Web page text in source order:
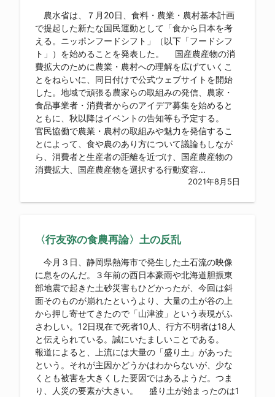
農水省は、７月20日、食料・農業・農村基本計画
で提起した新たな国民運動として「食から日本を考
える。ニッポンフードシフト」（以下「フードシフ
ト」）を始めることを発表した。 国産農産物の消
費拡大のために農業・農村への理解を広げていくこ
とをねらいに、同日付けで公式ウェブサイトを開始
した。地域で頑張る農家らの取組みの発信、農家・
食品事業者・消費者からのアイデア募集を始めると
ともに、秋以降はイベントの告知等も予定する。
官民協働で農業・農村の取組みや魅力を発信するこ
とによって、食や農のあり方について議論もしなが
ら、消費者と生産者の距離を近づけ、国産農産物の
消費拡大、国産農産物を選択する行動変容...
2021年8月5日
〈行友弥の食農再論〉土の反乱
今月３日、静岡県熱海市で発生した土石流の映像
に息をのんだ。３年前の西日本豪雨や北海道胆振東
部地震で起きた土砂災害もひどかったが、今回は斜
面そのものが崩れたというより、大量の土が谷の上
から押し寄せてきたので「山津波」という表現がふ
さわしい。12日現在で死者10人、行方不明者は18人
と伝えられている。誠にいたましいことである。
報道によると、上流には大量の「盛り土」があった
という。それが主因かどうかはわからないが、少な
くとも被害を大きくした要因ではあるようだ。つま
り、人災の要素が大きい。 盛り土が始まったのは1